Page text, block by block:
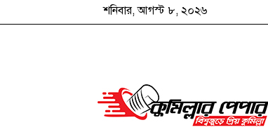
শনিবার, আগস্ট ৮, ২০২৬